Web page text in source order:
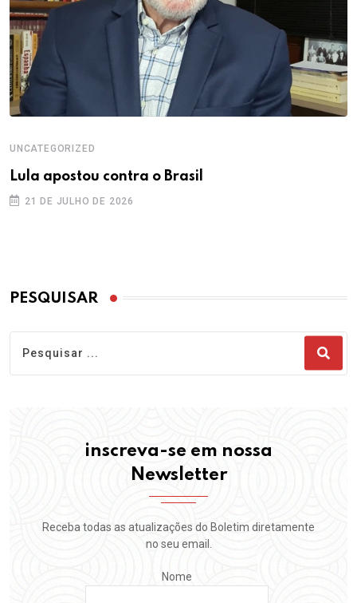
UNCATEGORIZED
Lula apostou contra o Brasil
21 DE JULHO DE 2026
PESQUISAR
inscreva-se em nossa
Newsletter
Receba todas as atualizações do Boletim diretamente
no seu email.
Nome